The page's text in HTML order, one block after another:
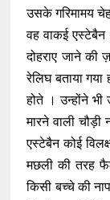
उसके गरिमामय
वह वाकई एस्टेबैन
दोहराए जाने की
रेलिघ बताया
होते । उन्होंने
मारने वाली
एस्टेबैन कोई
मछली की तरह
किसी बच्चे की